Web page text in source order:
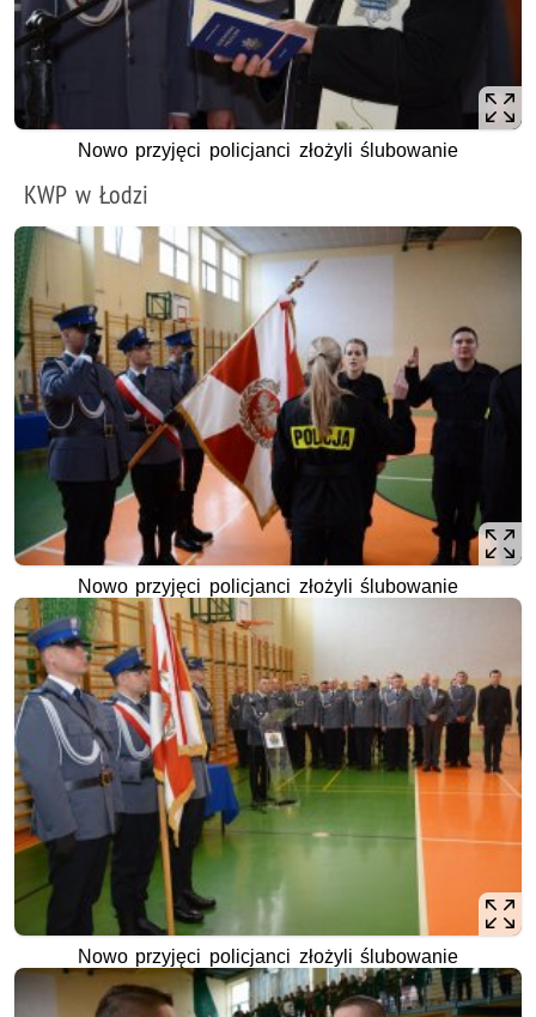
Nowo przyjęci policjanci złożyli ślubowanie
KWP w Łodzi
Nowo przyjęci policjanci złożyli ślubowanie
Nowo przyjęci policjanci złożyli ślubowanie